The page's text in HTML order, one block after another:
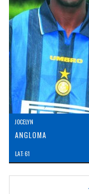
JOCELYN
ANGLOMA
LAT: 61